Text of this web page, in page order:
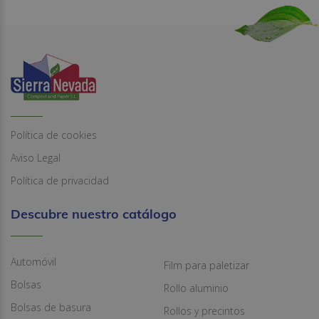
Política de cookies
Aviso Legal
Política de privacidad
Descubre nuestro catálogo
Automóvil
Bolsas
Bolsas de basura
Film para paletizar
Rollo aluminio
Rollos y precintos